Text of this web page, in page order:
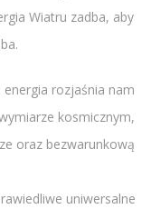
Wiatru zadba, aby
energia rozjaśnia nam
kosmicznym,
oraz bezwarunkową
uniwersalne